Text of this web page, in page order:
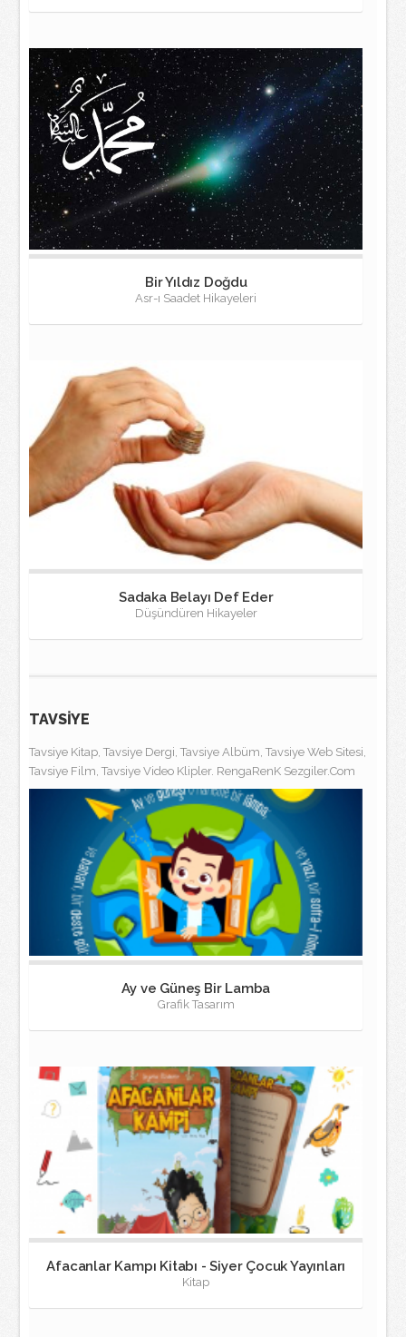
Bir Yıldız Doğdu
Asr-ı Saadet Hikayeleri
Sadaka Belayı Def Eder
Düşündüren Hikayeler
TAVSİYE
Tavsiye Kitap, Tavsiye Dergi, Tavsiye Albüm, Tavsiye Web Sitesi,
Tavsiye Film, Tavsiye Video Klipler. RengaRenK Sezgiler.Com
Ay ve Güneş Bir Lamba
Grafik Tasarım
Afacanlar Kampı Kitabı - Siyer Çocuk Yayınları
Kitap